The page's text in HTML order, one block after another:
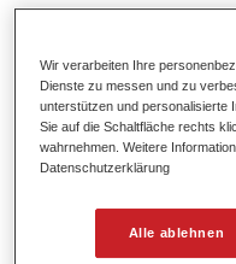
Permafleet®
Bindemittel
Artikelnummer
Wir verarbeiten Ihre
Dienste zu messen und zu
unterstützen und personalisierte
Sie auf die Schaltfläche rechts
wahrnehmen. Weitere
Datenschutzerklärung
Alle ablehnen